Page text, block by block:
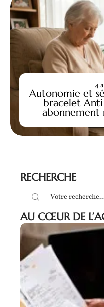
Autonomie et
bracelet Anti
abonnement
4
RECHERCHE
AU CŒUR DE